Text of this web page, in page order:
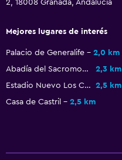
Actividades
Tina de agua termal
2, 18008 Granada, Andalucía
Mejores lugares de interés
Palacio de Generalife 2,0 km
Abadía del Sacromonte
2,3 km
Estadio Nuevo Los Cármenes
2,5 km
Casa de Castril
2,5 km